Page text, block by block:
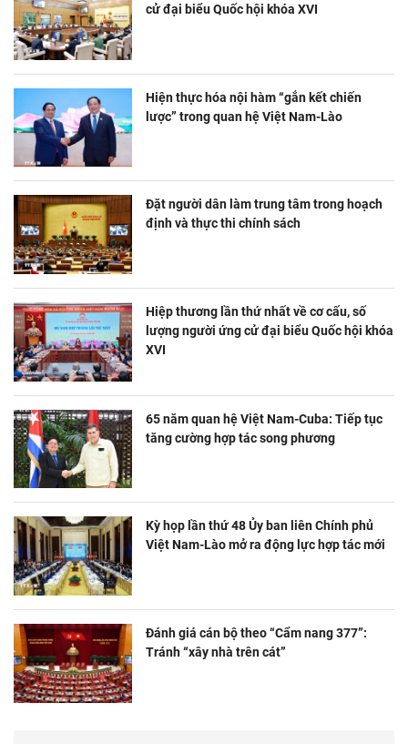
cử đại biểu Quốc hội khóa XVI
Hiện thực hóa nội hàm “gắn kết chiến
lược” trong quan hệ Việt Nam-Lào
Đặt người dân làm trung tâm trong hoạch
định và thực thi chính sách
Hiệp thương lần thứ nhất về cơ cấu, số
lượng người ứng cử đại biểu Quốc hội khóa
XVI
65 năm quan hệ Việt Nam-Cuba: Tiếp tục
tăng cường hợp tác song phương
Kỳ họp lần thứ 48 Ủy ban liên Chính phủ
Việt Nam-Lào mở ra động lực hợp tác mới
Đánh giá cán bộ theo “Cẩm nang 377”:
Tránh “xây nhà trên cát”